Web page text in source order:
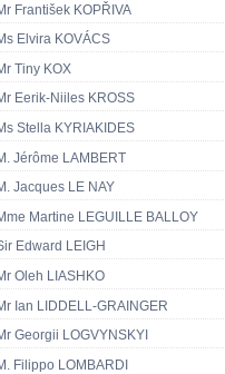
František KOPŘIVA
Elvira KOVÁCS
Tiny KOX
Eerik-Niiles KROSS
Stella KYRIAKIDES
Jérôme LAMBERT
Jacques LE NAY
Martine LEGUILLE BALLOY
Edward LEIGH
Oleh LIASHKO
Ian LIDDELL-GRAINGER
Georgii LOGVYNSKYI
Filippo LOMBARDI